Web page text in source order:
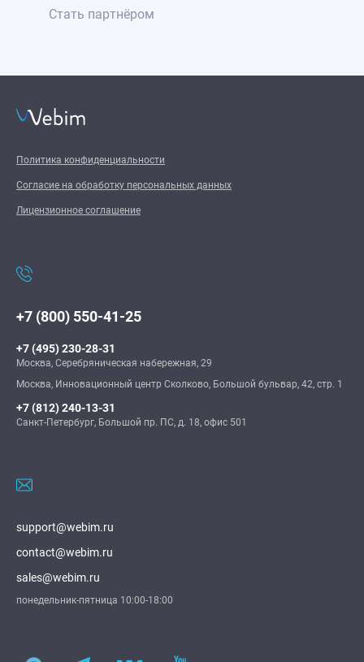
Стать партнёром
Политика конфиденциальности
Согласие на обработку персональных данных
Лицензионное соглашение
+7 (800) 550-41-25
+7 (495) 230-28-31
Москва, Серебряническая набережная, 29
Москва, Инновационный центр Сколково, Большой бульвар, 42, стр. 1
+7 (812) 240-13-31
Санкт-Петербург, Большой пр. ПС, д. 18, офис 501
support@webim.ru
contact@webim.ru
sales@webim.ru
понедельник-пятница 10:00-18:00